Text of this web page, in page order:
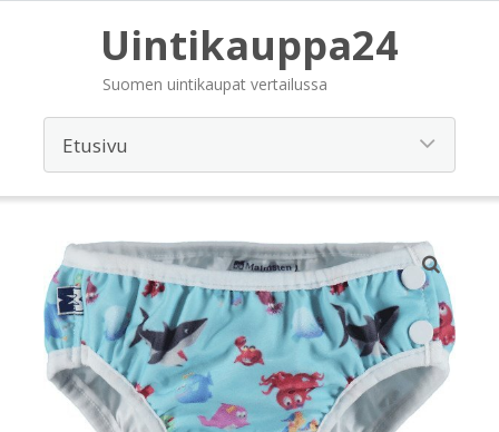
Uintikauppa24
Suomen uintikaupat vertailussa